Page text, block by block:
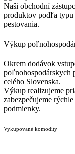
Naši obchodní
produktov podľa typu
pestovania.
Výkup
Okrem dodávok
poľnohospodárskych
celého Slovenska.
Výkup realizujeme
zabezpečujeme
podmienky.
Vykupované komodity